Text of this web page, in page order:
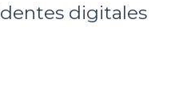
digitales